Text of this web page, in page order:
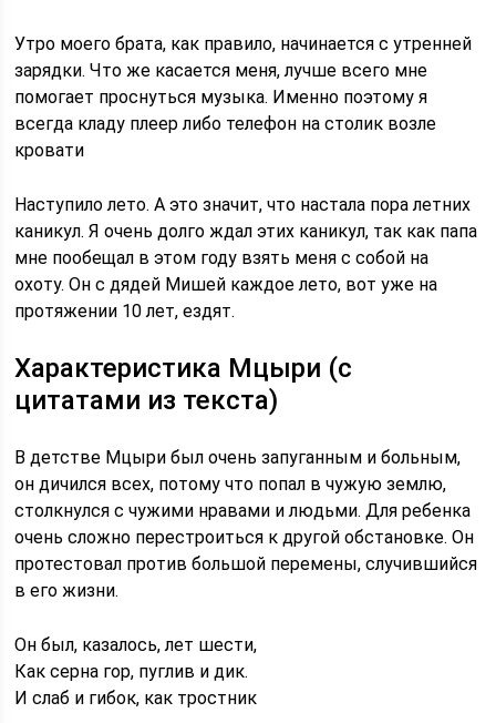
Утро моего брата, как правило, начинается с утренней
зарядки. Что же касается меня, лучше всего мне
помогает проснуться музыка. Именно поэтому я
всегда кладу плеер либо телефон на столик возле
кровати
Наступило лето. А это значит, что настала пора летних
каникул. Я очень долго ждал этих каникул, так как папа
мне пообещал в этом году взять меня с собой на
охоту. Он с дядей Мишей каждое лето, вот уже на
протяжении 10 лет, ездят.
Характеристика Мцыри (с
цитатами из текста)
В детстве Мцыри был очень запуганным и больным,
он дичился всех, потому что попал в чужую землю,
столкнулся с чужими нравами и людьми. Для ребенка
очень сложно перестроиться к другой обстановке. Он
протестовал против большой перемены, случившийся
в его жизни.
Он был, казалось, лет шести,
Как серна гор, пуглив и дик.
И слаб и гибок, как тростник